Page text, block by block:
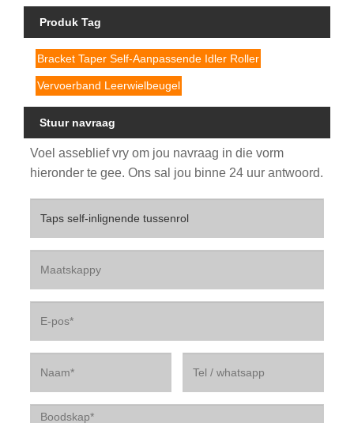
Produk Tag
Bracket Taper Self-Aanpassende Idler Roller
Vervoerband Leerwielbeugel
Stuur navraag
Voel asseblief vry om jou navraag in die vorm
hieronder te gee. Ons sal jou binne 24 uur antwoord.